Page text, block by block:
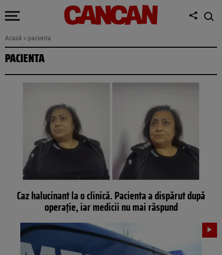
Acasă » pacienta
PACIENTA
Caz halucinant la o clinică. Pacienta a dispărut după
operație, iar medicii nu mai răspund